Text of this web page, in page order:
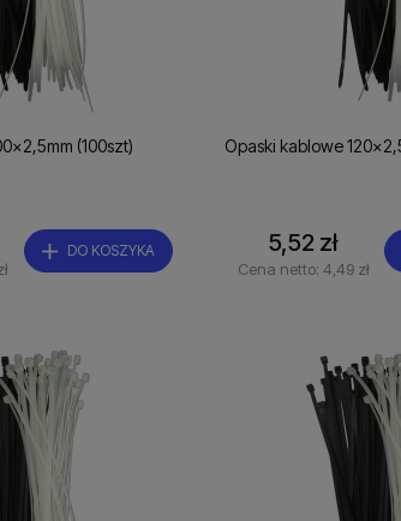
(100szt)
DO KOSZYKA
Opaski kablowe
5,52 zł
Cena netto: 4,49 zł